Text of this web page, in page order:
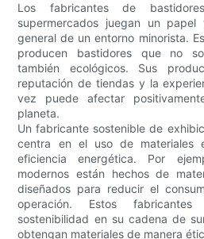
Los fabricantes de
supermercados juegan un
general de un entorno minorista.
producen bastidores que no
también ecológicos. Sus
reputación de tiendas y la
vez puede afectar
planeta.
Un fabricante sostenible de
centra en el uso de materiales
eficiencia energética. Por
modernos están hechos de
diseñados para reducir el
operación. Estos
sostenibilidad en su cadena de
obtengan materiales de manera